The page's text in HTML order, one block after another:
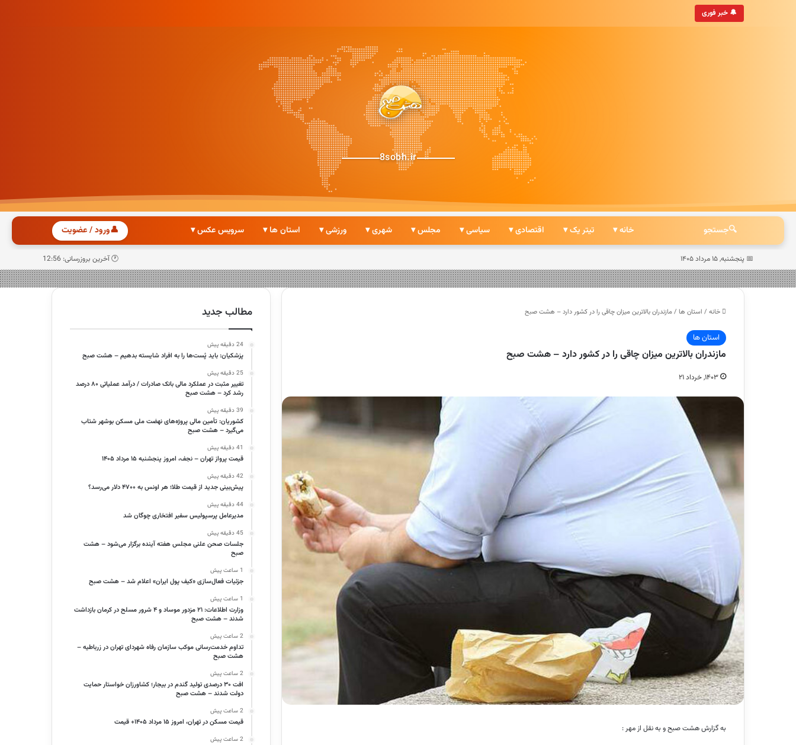
🔔 خبر فوری
• به‌روزترین خبرگزاری ایرانی
8sobh.ir
🔍جستجو خانه ▾ تیتر یک ▾ اقتصادی ▾ سیاسی ▾ مجلس ▾ شهری ▾ ورزشی ▾ استان ها ▾ سرویس عکس ▾ 👤ورود / عضویت
📅 پنجشنبه, ۱۵ مرداد ۱۴۰۵ 🕐 آخرین بروزرسانی: 12:56
خانه / استان ها /مازندران بالاترین میزان چاقی را در کشور دارد – هشت صبح
استان ها
مازندران بالاترین میزان چاقی را در کشور دارد – هشت صبح
۱۴۰۳, خرداد ۲۱
به گزارش هشت صبح و به نقل از مهر :
مطالب جدید
24 دقیقه پیش
پزشکیان: باید پُست‌ها را به افراد شایسته بدهیم – هشت صبح
25 دقیقه پیش
تغییر مثبت در عملکرد مالی بانک صادرات / درآمد عملیاتی ۸۰ درصد
رشد کرد – هشت صبح
39 دقیقه پیش
کشوریان: تأمین مالی پروژه‌های نهضت ملی مسکن بوشهر شتاب
می‌گیرد – هشت صبح
41 دقیقه پیش
قیمت پرواز تهران – نجف، امروز پنجشنبه ۱۵ مرداد ۱۴۰۵
42 دقیقه پیش
پیش‌بینی جدید از قیمت طلا؛ هر اونس به ۴۷۰۰ دلار می‌رسد؟
44 دقیقه پیش
مدیرعامل پرسپولیس سفیر افتخاری چوگان شد
45 دقیقه پیش
جلسات صحن علنی مجلس هفته آینده برگزار می‌شود – هشت
صبح
1 ساعت پیش
جزئیات فعال‌سازی «کیف پول ایران» اعلام شد – هشت صبح
1 ساعت پیش
وزارت اطلاعات: ۲۱ مزدور موساد و ۴ شرور مسلح در کرمان بازداشت
شدند – هشت صبح
2 ساعت پیش
تداوم خدمت‌رسانی موکب سازمان رفاه شهردای تهران در زرباطیه –
هشت صبح
2 ساعت پیش
افت ۳۰ درصدی تولید گندم در بیجار؛ کشاورزان خواستار حمایت
دولت شدند – هشت صبح
2 ساعت پیش
قیمت مسکن در تهران، امروز ۱۵ مرداد ۱۴۰۵+ قیمت
2 ساعت پیش